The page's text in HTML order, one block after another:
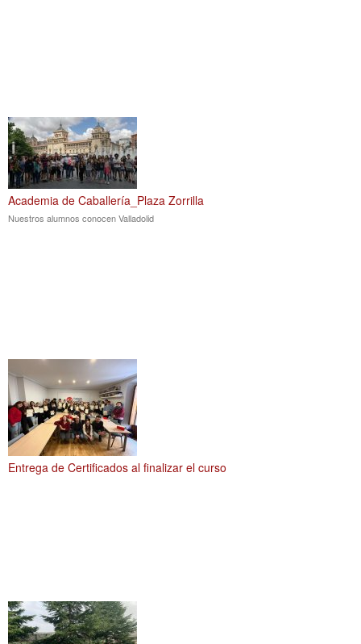
Academia de Caballería_Plaza Zorrilla
Nuestros alumnos conocen Valladolid
Entrega de Certificados al finalizar el curso